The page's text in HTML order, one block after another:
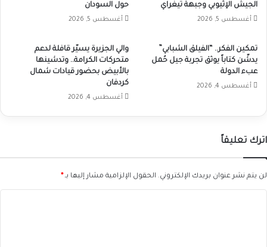
الجيش الإثيوبي وجبهة تيغراي
أغسطس 5, 2026
حول السودان
أغسطس 5, 2026
تمكين الفكر.. “الفيلق الشبابي”
يدشّن كتاباً يوثق تجربة جيل حُمل
عبء الدولة
أغسطس 4, 2026
والي الجزيرة يسيّر قافلة لدعم
متحركات الكرامة.. وتدشينها
بالأبيض بحضور قيادات شمال
كردفان
أغسطس 4, 2026
اترك تعليقاً
لن يتم نشر عنوان بريدك الإلكتروني. الحقول الإلزامية مشار إليها بـ*